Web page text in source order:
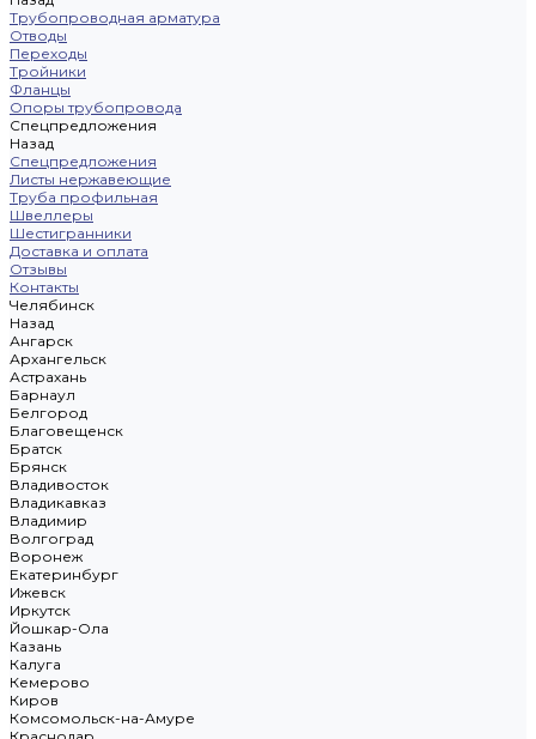
Трубопроводная арматура
Отводы
Переходы
Тройники
Фланцы
Опоры трубопровода
Спецпредложения
Назад
Спецпредложения
Листы нержавеющие
Труба профильная
Швеллеры
Шестигранники
Доставка и оплата
Отзывы
Контакты
Челябинск
Назад
Ангарск
Архангельск
Астрахань
Барнаул
Белгород
Благовещенск
Братск
Брянск
Владивосток
Владикавказ
Владимир
Волгоград
Воронеж
Екатеринбург
Ижевск
Иркутск
Йошкар-Ола
Казань
Калуга
Кемерово
Киров
Комсомольск-на-Амуре